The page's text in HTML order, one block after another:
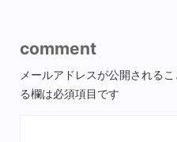
comment
メールアドレスが公開されるこ
る欄は必須項目です